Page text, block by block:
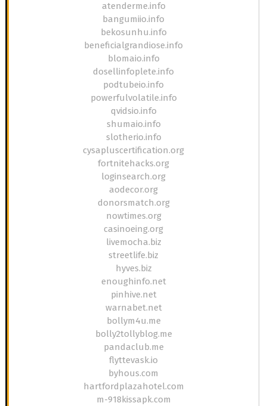
atenderme.info
bangumiio.info
bekosunhu.info
beneficialgrandiose.info
blomaio.info
dosellinfoplete.info
podtubeio.info
powerfulvolatile.info
qvidsio.info
shumaio.info
slotherio.info
cysapluscertification.org
fortnitehacks.org
loginsearch.org
aodecor.org
donorsmatch.org
nowtimes.org
casinoeing.org
livemocha.biz
streetlife.biz
hyves.biz
enoughinfo.net
pinhive.net
warnabet.net
bollym4u.me
bolly2tollyblog.me
pandaclub.me
flyttevask.io
byhous.com
hartfordplazahotel.com
m-918kissapk.com